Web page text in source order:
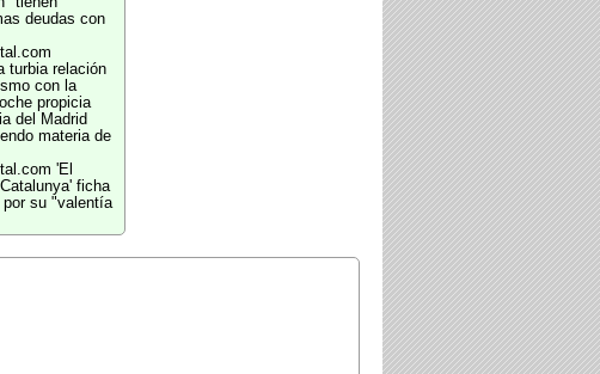
deudas con
turbia relación
con la
propicia
del Madrid
materia de
'El
ficha
su "valentía